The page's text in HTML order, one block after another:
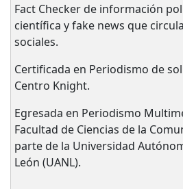
Fact Checker de información
científica y fake news que
sociales.
Certificada en Periodismo de
Centro Knight.
Egresada en Periodismo
Facultad de Ciencias de la
parte de la Universidad
León (UANL).